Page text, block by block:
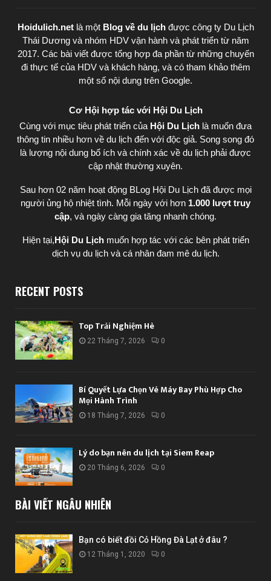
Hoidulich.net là một Blog về du lịchđược công ty Du Lịch
Thái Dươngvà nhóm HDV vận hành và phát triển từ năm
2017. Các bài viết được tổng hợp đa phần từ những chuyến
đi thực tế của HDV và khách hàng, và có tham khảo thêm
một số nội dung trên Google.
Cơ Hội hợp tác với Hội Du Lịch
Cùng với mục tiêu phát triển của Hội Du Lịch là muốn đưa
thông tin nhiều hơn về du lịch đến với độc giả. Song song đó
là lượng nội dung bổ ích và chính xác về du lịch phải được
cập nhật thường xuyên.
Sau hơn 02 năm hoạt động BLog Hội Du Lịch đã được mọi
người ủng hộ nhiệt tình. Mỗi ngày với hơn 1.000 lượt truy
cập, và ngày càng gia tăng nhanh chóng.
Hiện tại,Hội Du Lịch muốn hợp tác với các bên phát triển
dịch vụ du lịch và cá nhân đam mê du lịch.
RECENT POSTS
Top Trải Nghiệm Hè
22 Tháng 7, 2026 0
Bí Quyết Lựa Chọn Vé Máy Bay Phù Hợp Cho
Mọi Hành Trình
18 Tháng 7, 2026 0
Lý do bạn nên du lịch tại Siem Reap
20 Tháng 6, 2026 0
BÀI VIẾT NGẪU NHIÊN
Bạn có biết đồi Cỏ Hồng Đà Lạt ở đâu ?
12 Tháng 1, 2020 0